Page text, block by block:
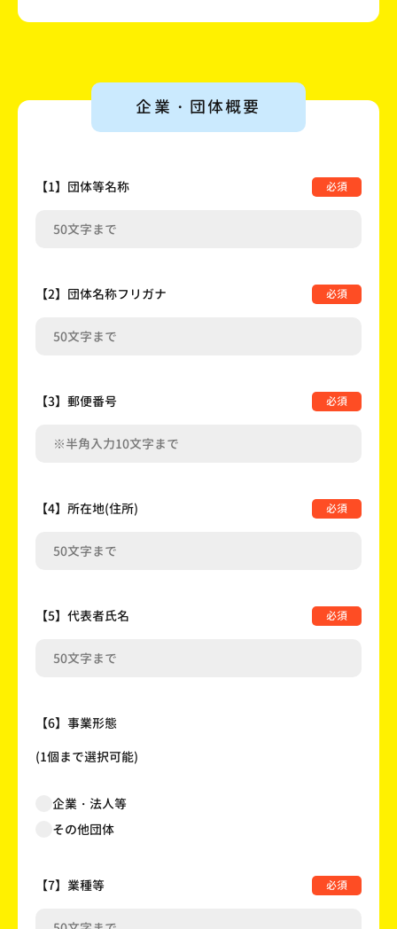
企業・団体概要
【1】団体等名称 必須
【2】団体名称フリガナ 必須
【3】郵便番号 必須
【4】所在地(住所) 必須
【5】代表者氏名 必須
【6】事業形態
(1個まで選択可能)
企業・法人等
その他団体
【7】業種等 必須